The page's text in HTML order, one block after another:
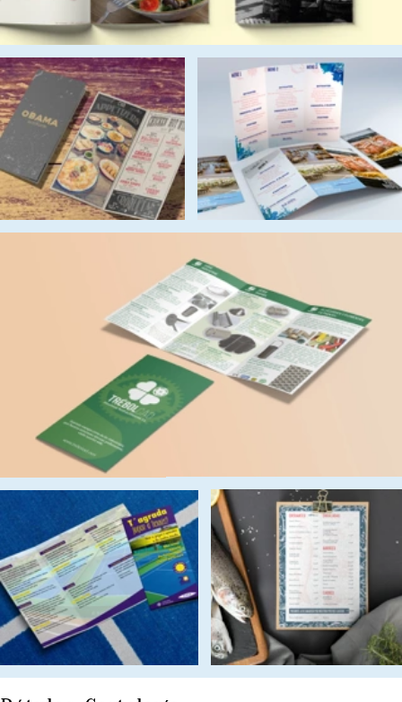
Webs Responsives y posicionamiento
Si te ha gustado lo que has visto,
es el momento de conocernos.
¿Necesitas nuestrosservicios de fotografía